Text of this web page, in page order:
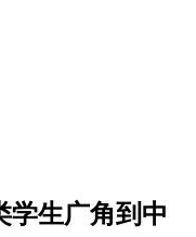
学生广角到中